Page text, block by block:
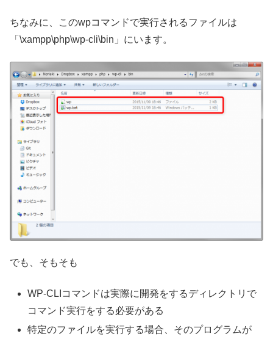
ちなみに、このwpコマンドで実行されるファイルは
「\xampp\php\wp-cli\bin」にいます。
でも、そもそも
WP-CLIコマンドは実際に開発をするディレクトリで
コマンド実行をする必要がある
特定のファイルを実行する場合、そのプログラムが